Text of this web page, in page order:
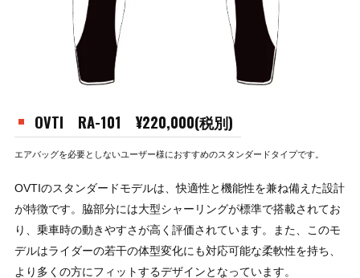
OVTI RA-101 ¥220,000(税別)
エアバッグを必要としないユーザー様におすすめのスタンダードタイプです。
OVTIのスタンダードモデルは、快適性と機能性を兼ね備えた設計
が特徴です。脇部分には大型シャーリングが標準で搭載されてお
り、乗車時の動きやすさが高く評価されています。また、このモ
デルはライダーの若干の体型変化にも対応可能な柔軟性を持ち、
より多くの方にフィットするデザインとなっています。